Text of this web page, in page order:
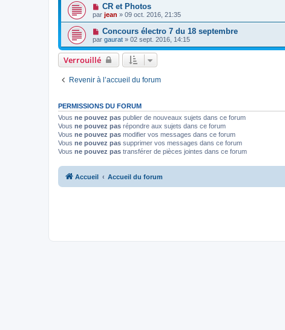
CR et Photos
par jean » 09 oct. 2016, 21:35
Concours électro 7 du 18 septembre
par gaurat » 02 sept. 2016, 14:15
Verrouillé
Revenir à l’accueil du forum
PERMISSIONS DU FORUM
Vous ne pouvez pas publier de nouveaux sujets dans ce forum
Vous ne pouvez pas répondre aux sujets dans ce forum
Vous ne pouvez pas modifier vos messages dans ce forum
Vous ne pouvez pas supprimer vos messages dans ce forum
Vous ne pouvez pas transférer de pièces jointes dans ce forum
Accueil Accueil du forum